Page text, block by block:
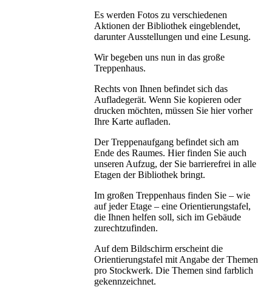
Es werden Fotos zu verschiedenen
Aktionen der Bibliothek eingeblendet,
darunter Ausstellungen und eine Lesung.
Wir begeben uns nun in das große
Treppenhaus.
Rechts von Ihnen befindet sich das
Aufladegerät. Wenn Sie kopieren oder
drucken möchten, müssen Sie hier vorher
Ihre Karte aufladen.
Der Treppenaufgang befindet sich am
Ende des Raumes. Hier finden Sie auch
unseren Aufzug, der Sie barrierefrei in alle
Etagen der Bibliothek bringt.
Im großen Treppenhaus finden Sie – wie
auf jeder Etage – eine Orientierungstafel,
die Ihnen helfen soll, sich im Gebäude
zurechtzufinden.
Auf dem Bildschirm erscheint die
Orientierungstafel mit Angabe der Themen
pro Stockwerk. Die Themen sind farblich
gekennzeichnet.